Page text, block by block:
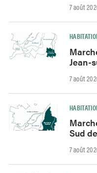
7 août
Jean-
7 août
Sud
7 août